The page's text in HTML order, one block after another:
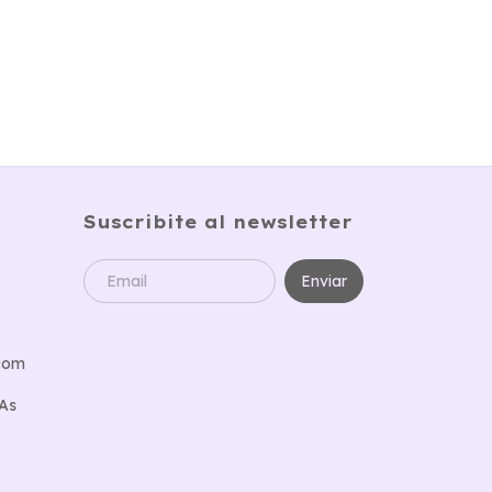
Suscribite al newsletter